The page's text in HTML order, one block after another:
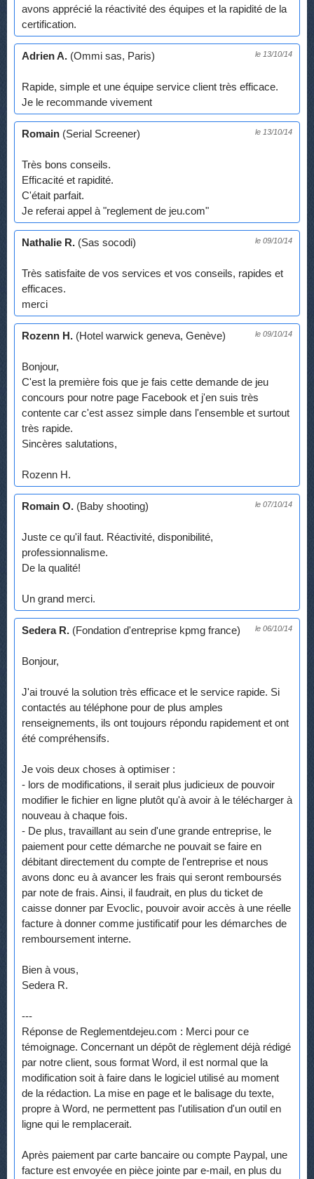
avons apprécié la réactivité des équipes et la rapidité de la
certification.
Adrien A. (Ommi sas, Paris) le 13/10/14
Rapide, simple et une équipe service client très efficace.
Je le recommande vivement
Romain (Serial Screener) le 13/10/14
Très bons conseils.
Efficacité et rapidité.
C'était parfait.
Je referai appel à "reglement de jeu.com"
Nathalie R. (Sas socodi) le 09/10/14
Très satisfaite de vos services et vos conseils, rapides et
efficaces.
merci
Rozenn H. (Hotel warwick geneva, Genève) le 09/10/14
Bonjour,
C'est la première fois que je fais cette demande de jeu
concours pour notre page Facebook et j'en suis très
contente car c'est assez simple dans l'ensemble et surtout
très rapide.
Sincères salutations,
Rozenn H.
Romain O. (Baby shooting) le 07/10/14
Juste ce qu'il faut. Réactivité, disponibilité,
professionnalisme.
De la qualité!
Un grand merci.
Sedera R. (Fondation d'entreprise kpmg france) le 06/10/14
Bonjour,
J'ai trouvé la solution très efficace et le service rapide. Si
contactés au téléphone pour de plus amples
renseignements, ils ont toujours répondu rapidement et ont
été compréhensifs.
Je vois deux choses à optimiser :
- lors de modifications, il serait plus judicieux de pouvoir
modifier le fichier en ligne plutôt qu'à avoir à le télécharger à
nouveau à chaque fois.
- De plus, travaillant au sein d'une grande entreprise, le
paiement pour cette démarche ne pouvait se faire en
débitant directement du compte de l'entreprise et nous
avons donc eu à avancer les frais qui seront remboursés
par note de frais. Ainsi, il faudrait, en plus du ticket de
caisse donner par Evoclic, pouvoir avoir accès à une réelle
facture à donner comme justificatif pour les démarches de
remboursement interne.
Bien à vous,
Sedera R.
---
Réponse de Reglementdejeu.com : Merci pour ce
témoignage. Concernant un dépôt de règlement déjà rédigé
par notre client, sous format Word, il est normal que la
modification soit à faire dans le logiciel utilisé au moment
de la rédaction. La mise en page et le balisage du texte,
propre à Word, ne permettent pas l'utilisation d'un outil en
ligne qui le remplacerait.
Après paiement par carte bancaire ou compte Paypal, une
facture est envoyée en pièce jointe par e-mail, en plus du